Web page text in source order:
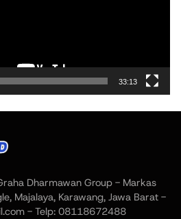
33:13
Dharmawan Group - Markas
Majalaya, Karawang, Jawa Barat -
- Telp: 08118672488